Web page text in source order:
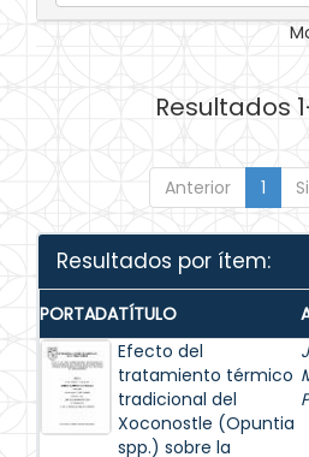
Resultados
Anterior 1
Resultados por ítem:
PORTADATÍTULO
Efecto del
tratamiento térmico
tradicional del
Xoconostle (Opuntia
spp.) sobre la